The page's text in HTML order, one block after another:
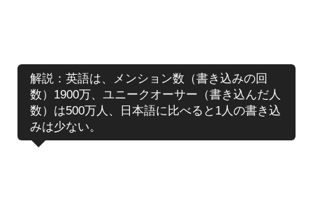
解説：英語は、メンション数（書き込みの回
数）1900万、ユニークオーサー（書き込んだ人
数）は500万人、日本語に比べると1人の書き込
みは少ない。